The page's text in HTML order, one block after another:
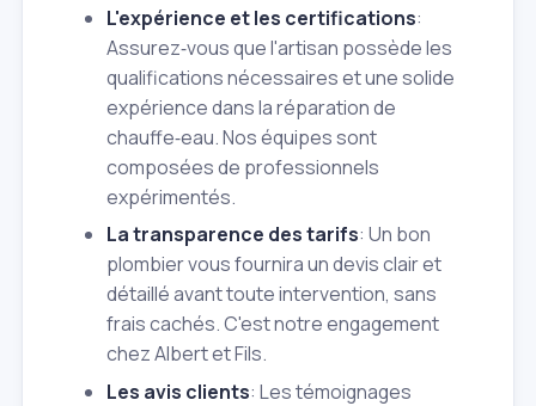
L'expérience et les certifications:
Assurez‑vous que l'artisan possède les
qualifications nécessaires et une solide
expérience dans la réparation de
chauffe‑eau. Nos équipes sont
composées de professionnels
expérimentés.
La transparence des tarifs: Un bon
plombier vous fournira un devis clair et
détaillé avant toute intervention, sans
frais cachés. C'est notre engagement
chez Albert et Fils.
Les avis clients: Les témoignages